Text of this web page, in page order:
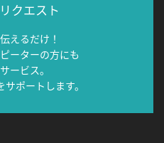
クエスト
えるだけ！
ーターの方にも
ービス。
ポートします。